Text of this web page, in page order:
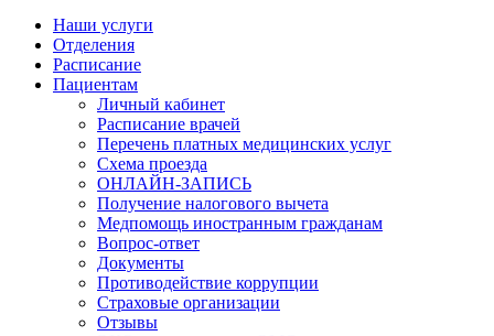
Наши услуги
Отделения
Расписание
Пациентам
Личный кабинет
Расписание врачей
Перечень платных медицинских услуг
Схема проезда
ОНЛАЙН-ЗАПИСЬ
Получение налогового вычета
Медпомощь иностранным гражданам
Вопрос-ответ
Документы
Противодействие коррупции
Страховые организации
Отзывы